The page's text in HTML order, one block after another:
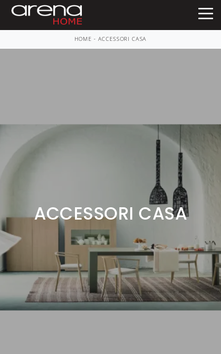
HOME - ACCESSORI CASA
ACCESSORI CASA